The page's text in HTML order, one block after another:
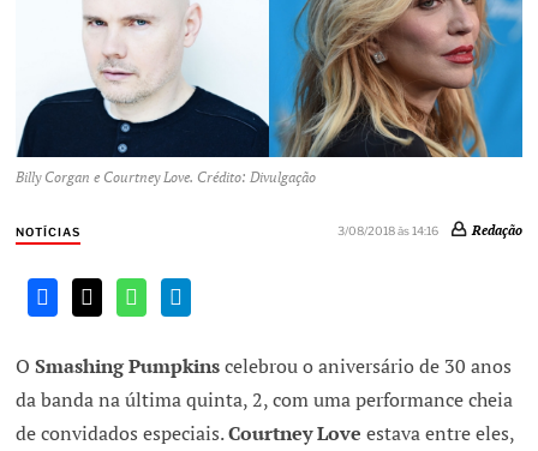
Billy Corgan e Courtney Love. Crédito: Divulgação
NOTÍCIAS 3/08/2018 às 14:16 Redação
OSmashing Pumpkinscelebrou o aniversário de 30 anos
da banda na última quinta, 2, com uma performance cheia
de convidados especiais.Courtney Love estava entre eles,